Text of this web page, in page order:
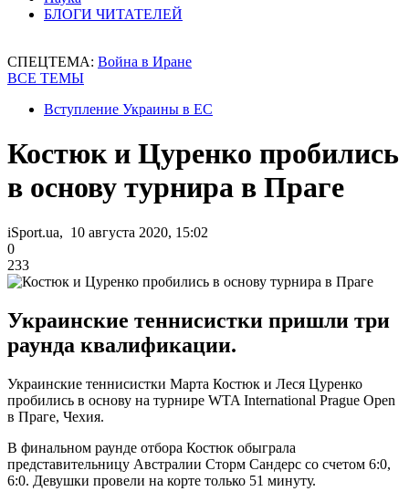
БЛОГИ ЧИТАТЕЛЕЙ
СПЕЦТЕМА: Война в Иране
ВСЕ ТЕМЫ
Вступление Украины в ЕС
Костюк и Цуренко пробились
в основу турнира в Праге
iSport.ua, 10 августа 2020, 15:02
0
233
Украинские теннисистки пришли три
раунда квалификации.
Украинские теннисистки Марта Костюк и Леся Цуренко
пробились в основу на турнире WTA International Prague Open
в Праге, Чехия.
В финальном раунде отбора Костюк обыграла
представительницу Австралии Сторм Сандерс со счетом 6:0,
6:0. Девушки провели на корте только 51 минуту.